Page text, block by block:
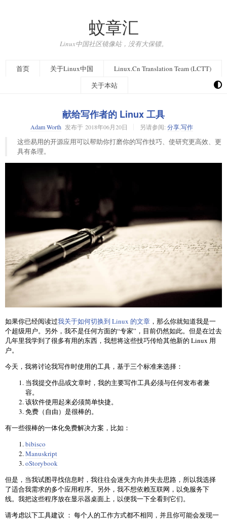
蚊章汇
Linux中国社区镜像站，没有大保镖。
首页 关于Linux中国
Linux.Cn Translation Team (LCTT)
关于本站
献给写作者的 Linux 工具
Adam Worth发布于 2018年06月20日 另请参阅: 分享,写作
这些易用的开源应用可以帮助你打磨你的写作技巧、使研究更高效、更
具有条理。
如果你已经阅读过我关于如何切换到 Linux 的文章 ，那么你就知道我是一
个超级用户。另外，我不是任何方面的“专家”，目前仍然如此。但是在过去
几年里我学到了很多有用的东西，我想将这些技巧传给其他新的 Linux 用
户。
今天，我将讨论我写作时使用的工具，基于三个标准来选择：
当我提交作品或文章时，我的主要写作工具必须与任何发布者兼
容。
该软件使用起来必须简单快捷。
免费（自由）是很棒的。
有一些很棒的一体化免费解决方案，比如：
bibisco
Manuskript
oStorybook
但是，当我试图寻找信息时，我往往会迷失方向并失去思路，所以我选择
了适合我需求的多个应用程序。另外，我不想依赖互联网，以免服务下
线。我把这些程序放在显示器桌面上，以便我一下全看到它们。
请考虑以下工具建议 ： 每个人的工作方式都不相同，并且你可能会发现一